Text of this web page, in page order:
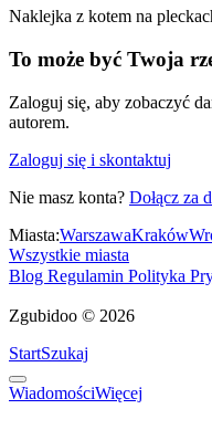
Naklejka z kotem na
To może być Twoja
Zaloguj się, aby zobaczyć
autorem.
Zaloguj się i skontaktuj
Nie masz konta? Dołącz za
Miasta:WarszawaKraków
Wszystkie miasta
Blog Regulamin Polityka
Zgubidoo © 2026
StartSzukaj
WiadomościWięcej